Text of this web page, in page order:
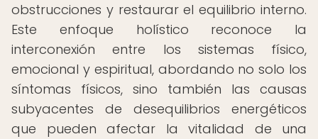
obstrucciones y restaurar el equilibrio interno.
Este enfoque holístico reconoce la
interconexión entre los sistemas físico,
emocional y espiritual, abordando no solo los
síntomas físicos, sino también las causas
subyacentes de desequilibrios energéticos
que pueden afectar la vitalidad de una